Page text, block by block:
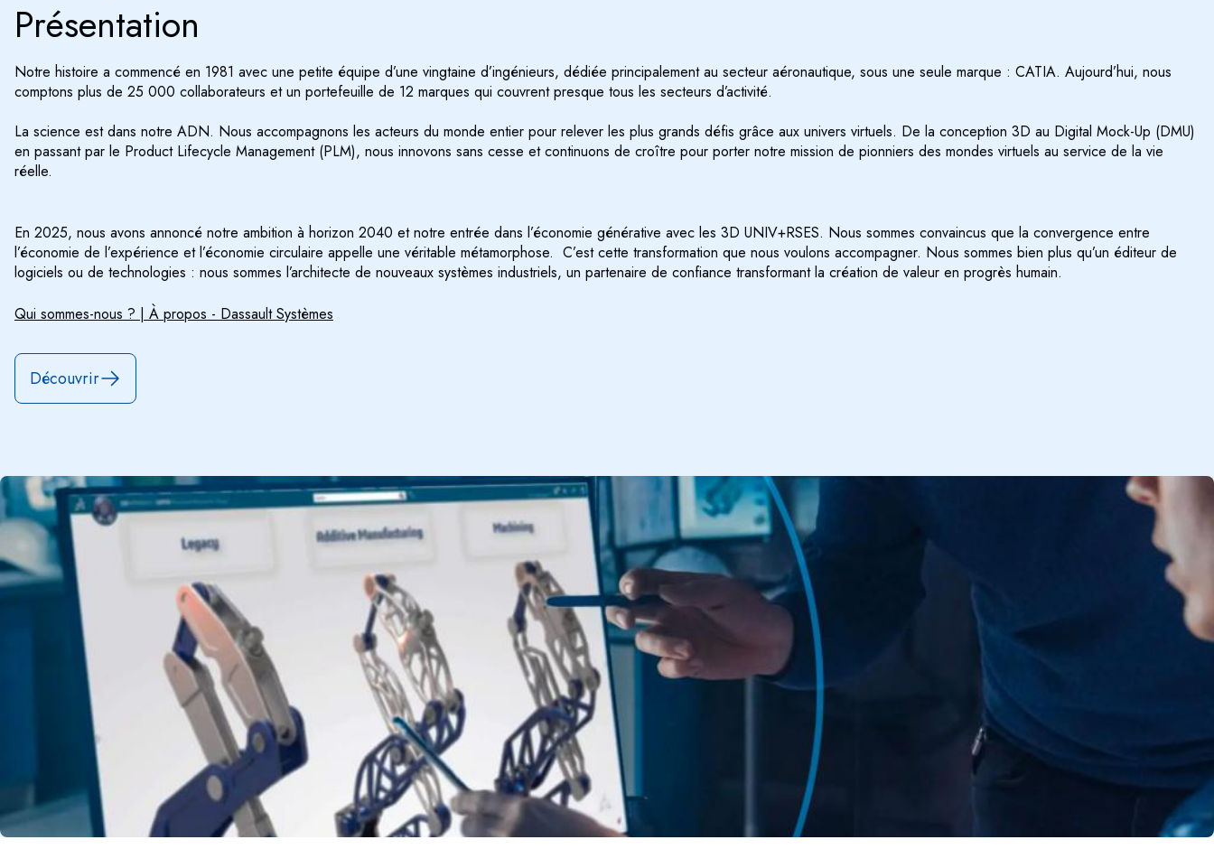
Présentation
Notre histoire a commencé en 1981 avec une petite équipe d’une vingtaine d’ingénieurs, dédiée principalement au secteur aéronautique, sous une seule marque : CATIA. Aujourd’hui, nous
comptons plus de 25 000 collaborateurs et un portefeuille de 12 marques qui couvrent presque tous les secteurs d’activité.
La science est dans notre ADN. Nous accompagnons les acteurs du monde entier pour relever les plus grands défis grâce aux univers virtuels. De la conception 3D au Digital Mock-Up (DMU)
en passant par le Product Lifecycle Management (PLM), nous innovons sans cesse et continuons de croître pour porter notre mission de pionniers des mondes virtuels au service de la vie
réelle.
En 2025, nous avons annoncé notre ambition à horizon 2040 et notre entrée dans l’économie générative avec les 3D UNIV+RSES. Nous sommes convaincus que la convergence entre
l’économie de l’expérience et l’économie circulaire appelle une véritable métamorphose. C’est cette transformation que nous voulons accompagner. Nous sommes bien plus qu’un éditeur de
logiciels ou de technologies : nous sommes l’architecte de nouveaux systèmes industriels, un partenaire de confiance transformant la création de valeur en progrès humain.
Qui sommes-nous ? | À propos - Dassault Systèmes
Découvrir